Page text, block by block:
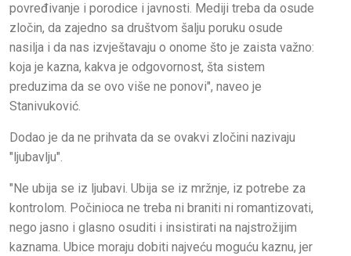
povređivanje i porodice i javnosti. Mediji treba da osude
zločin, da zajedno sa društvom šalju poruku osude
nasilja i da nas izvještavaju o onome što je zaista važno:
koja je kazna, kakva je odgovornost, šta sistem
preduzima da se ovo više ne ponovi", naveo je
Stanivuković.
Dodao je da ne prihvata da se ovakvi zločini nazivaju
"ljubavlju".
"Ne ubija se iz ljubavi. Ubija se iz mržnje, iz potrebe za
kontrolom. Počinioca ne treba ni braniti ni romantizovati,
nego jasno i glasno osuditi i insistirati na najstrožijim
kaznama. Ubice moraju dobiti najveću moguću kaznu, jer